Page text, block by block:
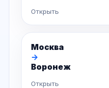
Открыть
Москва
→
Воронеж
Открыть